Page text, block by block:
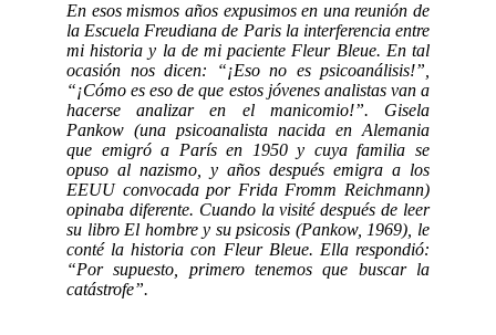
En esos mismos años expusimos en una reunión de
la Escuela Freudiana de Paris la interferencia entre
mi historia y la de mi paciente Fleur Bleue. En tal
ocasión nos dicen: “¡Eso no es psicoanálisis!”,
“¡Cómo es eso de que estos jóvenes analistas van a
hacerse analizar en el manicomio!”. Gisela
Pankow (una psicoanalista nacida en Alemania
que emigró a París en 1950 y cuya familia se
opuso al nazismo, y años después emigra a los
EEUU convocada por Frida Fromm Reichmann)
opinaba diferente. Cuando la visité después de leer
su libro El hombre y su psicosis (Pankow, 1969), le
conté la historia con Fleur Bleue. Ella respondió:
“Por supuesto, primero tenemos que buscar la
catástrofe”.